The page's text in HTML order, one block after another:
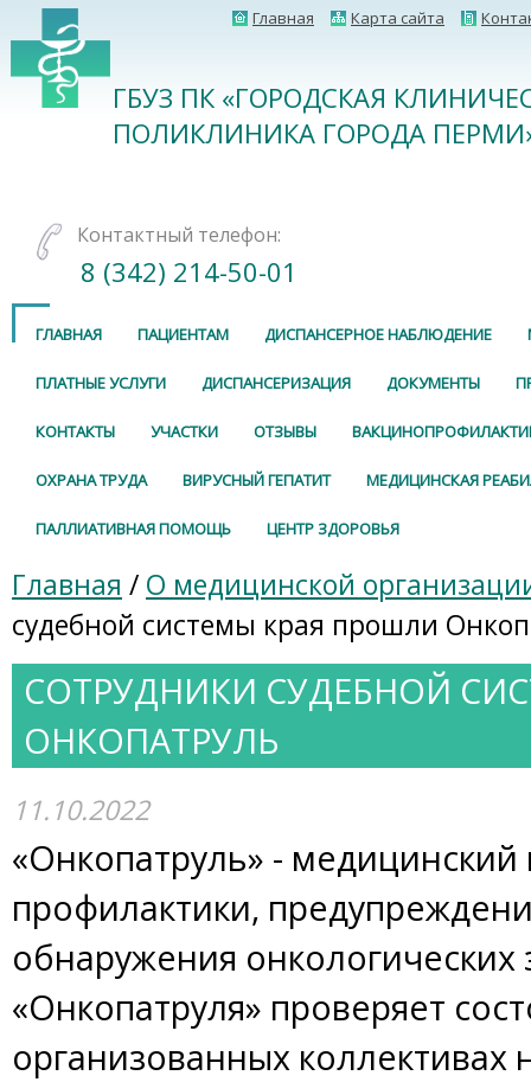
Главная Карта сайта
ГБУЗ ПК «ГОРОДСКАЯ
ПОЛИКЛИНИКА ГОРОДА
Контактный телефон:
8 (342) 214-50-01
ГЛАВНАЯ ПАЦИЕНТАМ ДИСПАНСЕРНОЕ НАБЛЮДЕНИЕ
ПЛАТНЫЕ УСЛУГИ ДИСПАНСЕРИЗАЦИЯ ДОКУМЕНТЫ
КОНТАКТЫ УЧАСТКИ ОТЗЫВЫ
ОХРАНА ТРУДА ВИРУСНЫЙ ГЕПАТИТ МЕДИЦИНСКАЯ
ПАЛЛИАТИВНАЯ ПОМОЩЬ ЦЕНТР ЗДОРОВЬЯ
Главная / О медицинской
судебной системы края прошли
СОТРУДНИКИ СУДЕБНОЙ
ОНКОПАТРУЛЬ
11.10.2022
«Онкопатруль» -
профилактики,
обнаружения
«Онкопатруля» проверяет
организованных коллективах